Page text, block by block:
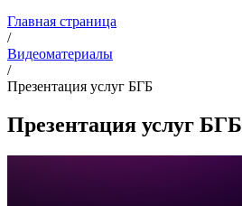
Главная страница
/
Видеоматериалы
/
Презентация услуг БГБ
Презентация услуг БГБ